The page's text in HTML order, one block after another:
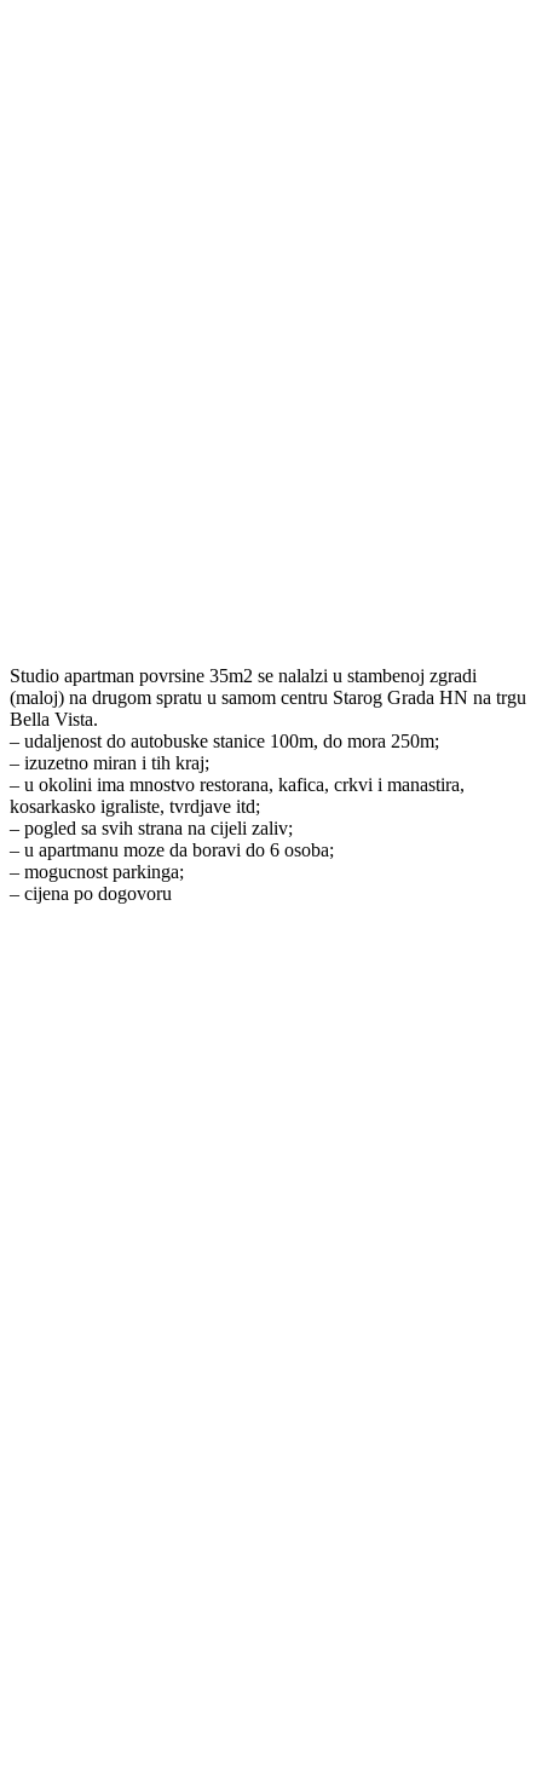
Studio apartman povrsine 35m2 se nalalzi u stambenoj zgradi
(maloj) na drugom spratu u samom centru Starog Grada HN na trgu
Bella Vista.
– udaljenost do autobuske stanice 100m, do mora 250m;
– izuzetno miran i tih kraj;
– u okolini ima mnostvo restorana, kafica, crkvi i manastira,
kosarkasko igraliste, tvrdjave itd;
– pogled sa svih strana na cijeli zaliv;
– u apartmanu moze da boravi do 6 osoba;
– mogucnost parkinga;
– cijena po dogovoru